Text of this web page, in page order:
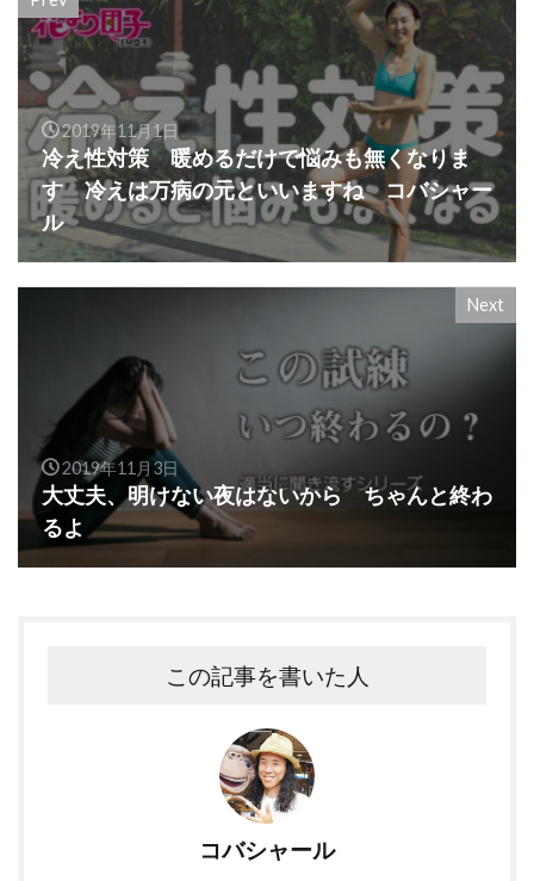
2019年11月1日
冷え性対策 暖めるだけで悩みも無くなりま
す 冷えは万病の元といいますね コバシャー
ル
Next
2019年11月3日
大丈夫、明けない夜はないから ちゃんと終わ
るよ
この記事を書いた人
コバシャール